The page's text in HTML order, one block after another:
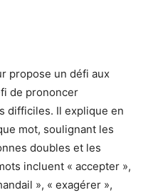
propose un défi aux
de prononcer
difficiles. Il explique en
mot, soulignant les
doubles et les
incluent « accepter »,
», « exagérer »,